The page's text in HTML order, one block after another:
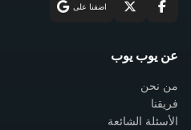
اضفنا على
عن يوب يوب
من نحن
فريقنا
الأسئلة الشائعة